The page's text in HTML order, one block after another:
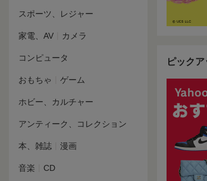
スポーツ、レジャー
家電、AV カメラ
コンピュータ
おもちゃ ゲーム
ホビー、カルチャー
アンティーク、コレクション
本、雑誌 漫画
音楽 CD
ピック